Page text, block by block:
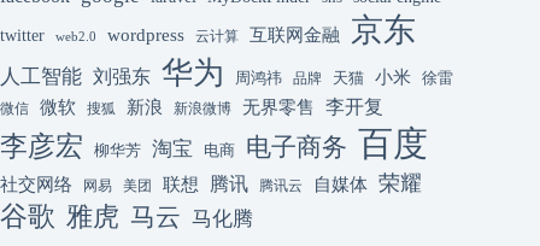
twitter web2.0 wordpress 云计算 互联网金融 京东
人工智能 刘强东 华为 周鸿祎 品牌 天猫 小米 徐雷
微信 微软 搜狐 新浪 新浪微博 无界零售 李开复
李彦宏 柳华芳 淘宝 电商 电子商务 百度
社交网络 网易 美团 联想 腾讯 腾讯云 自媒体 荣耀
谷歌 雅虎 马云 马化腾